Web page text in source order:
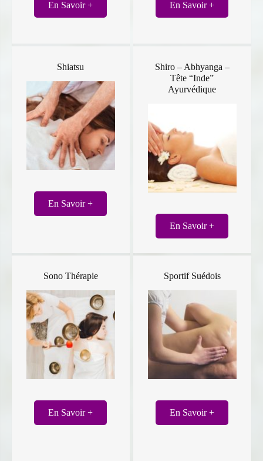
En Savoir + En Savoir +
Shiatsu
En Savoir +
Shiro – Abhyanga –
Tête “Inde”
Ayurvédique
En Savoir +
Sono Thérapie
En Savoir +
Sportif Suédois
En Savoir +